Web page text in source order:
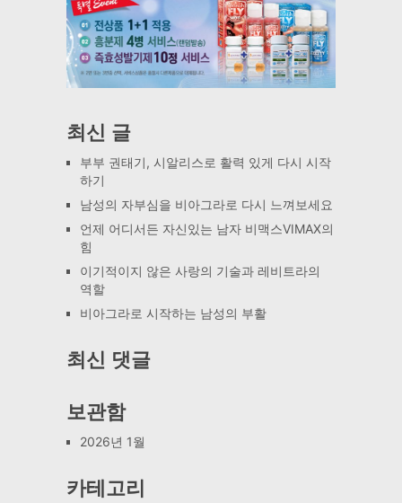
최신 글
부부 권태기, 시알리스로 활력 있게 다시 시작
하기
남성의 자부심을 비아그라로 다시 느껴보세요
언제 어디서든 자신있는 남자 비맥스VIMAX의
힘
이기적이지 않은 사랑의 기술과 레비트라의
역할
비아그라로 시작하는 남성의 부활
최신 댓글
보관함
2026년 1월
카테고리